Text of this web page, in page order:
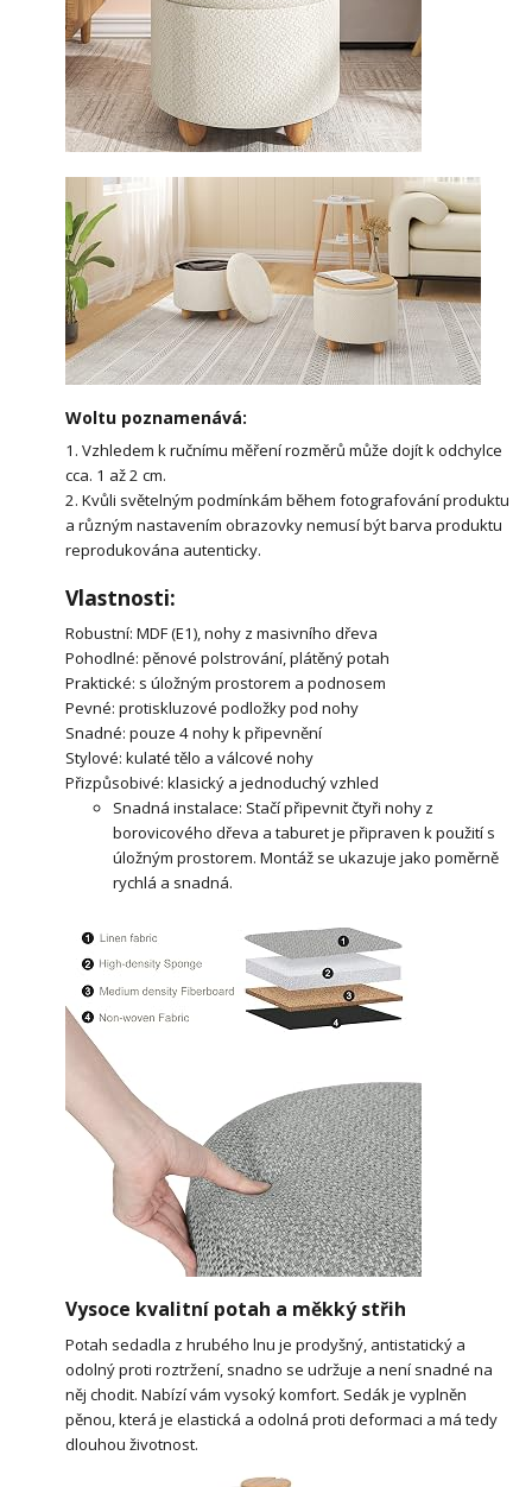
Woltu poznamenává:
1. Vzhledem k ručnímu měření rozměrů může dojít k odchylce
cca. 1 až 2 cm.
2. Kvůli světelným podmínkám během fotografování produktu
a různým nastavením obrazovky nemusí být barva produktu
reprodukována autenticky.
Vlastnosti:
Robustní: MDF (E1), nohy z masivního dřeva
Pohodlné: pěnové polstrování, plátěný potah
Praktické: s úložným prostorem a podnosem
Pevné: protiskluzové podložky pod nohy
Snadné: pouze 4 nohy k připevnění
Stylové: kulaté tělo a válcové nohy
Přizpůsobivé: klasický a jednoduchý vzhled
Snadná instalace: Stačí připevnit čtyři nohy z
borovicového dřeva a taburet je připraven k použití s ​​
úložným prostorem. Montáž se ukazuje jako poměrně
rychlá a snadná.
Vysoce kvalitní potah a měkký střih
Potah sedadla z hrubého lnu je prodyšný, antistatický a
odolný proti roztržení, snadno se udržuje a není snadné na
něj chodit. Nabízí vám vysoký komfort. Sedák je vyplněn
pěnou, která je elastická a odolná proti deformaci a má tedy
dlouhou životnost.